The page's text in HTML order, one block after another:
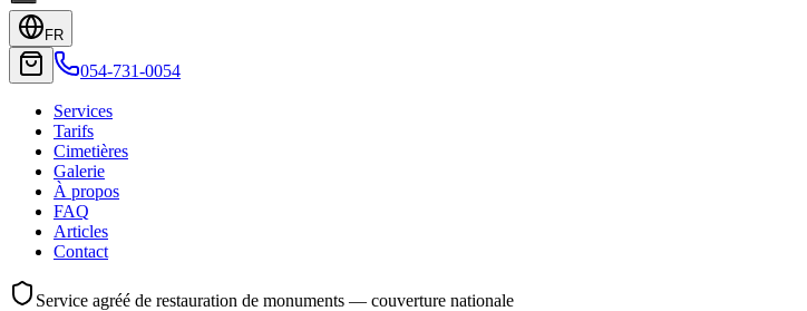
FR
054-731-0054
Services
Tarifs
Cimetières
Galerie
À propos
FAQ
Articles
Contact
Service agréé de restauration de monuments — couverture nationale